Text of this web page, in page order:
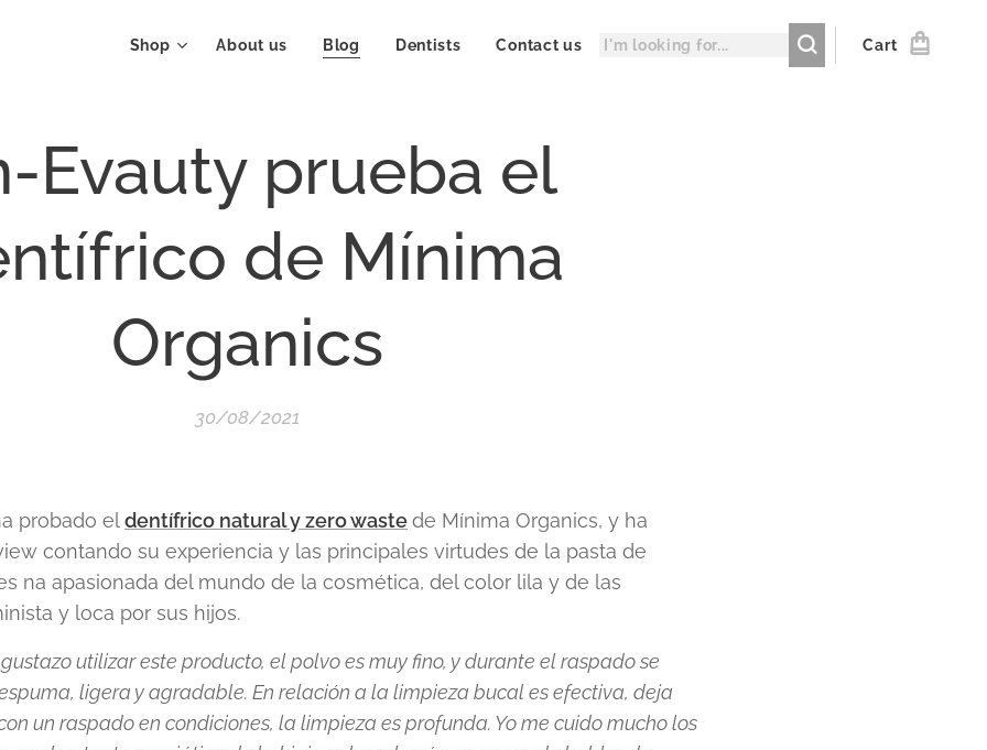
Shop About us Blog Dentists Contact us Cart
Evauty prueba el
de Mínima
Organics
30/08/2021
probado eldentífrico natural y zero wastede Mínima Organics, y ha
contando su experiencia y las principales virtudes de la pasta de
na apasionada del mundo de la cosmética, del color lila y de las
y loca por sus hijos.
gustazo utilizar este producto, el polvo es muy fino, y durante el raspado se
ligera y agradable. En relación a la limpieza bucal es efectiva, deja
un raspado en condiciones, la limpieza es profunda. Yo me cuido mucho los